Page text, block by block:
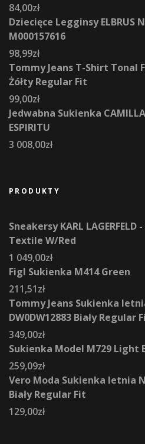
84,00zł
Dziecięce Legginsy ELBRUS
M000157616
98,99zł
Tommy Jeans T-Shirt Tonal
Żółty Regular Fit
99,00zł
Jedwabna Sukienka CAMILLA
ESPIRITU
3 008,00zł
PRODUKTY
Sneakersy KARL LAGERFELD
Textile W/Red
1 049,00zł
Figl Sukienka M414 Green
211,51zł
Tommy Jeans Sukienka
DW0DW12883 Biały Regular
349,00zł
Sukienka Model M729 Light
259,09zł
Vero Moda Sukienka letnia
Biały Regular Fit
129,00zł